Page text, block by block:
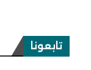
تابعونا